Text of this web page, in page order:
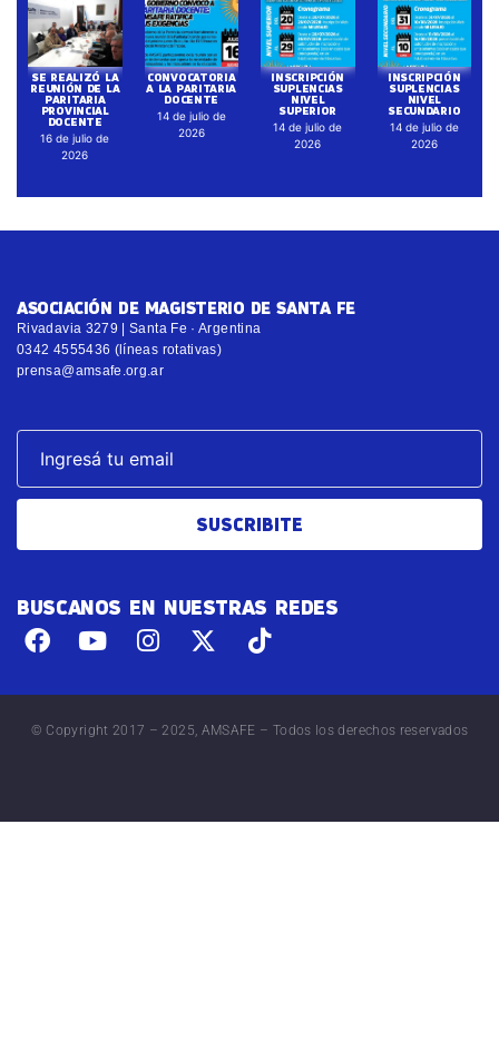
SE REALIZÓ LA
REUNIÓN DE LA
PARITARIA
PROVINCIAL
DOCENTE
16 de julio de
2026
CONVOCATORIA
A LA PARITARIA
DOCENTE
14 de julio de
2026
INSCRIPCIÓN
SUPLENCIAS
NIVEL
SUPERIOR
14 de julio de
2026
INSCRIPCIÓN
SUPLENCIAS
NIVEL
SECUNDARIO
14 de julio de
2026
ASOCIACIÓN DE MAGISTERIO DE SANTA FE
Rivadavia 3279 | Santa Fe · Argentina
0342 4555436 (líneas rotativas)
prensa@amsafe.org.ar
SUSCRIBITE
BUSCANOS EN NUESTRAS REDES
© Copyright 2017 – 2025, AMSAFE – Todos los derechos reservados